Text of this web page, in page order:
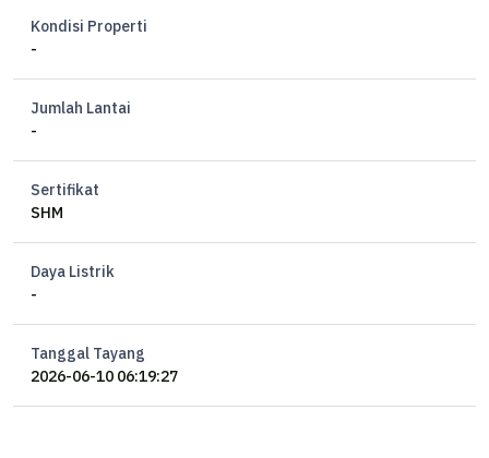
Kondisi Properti
-
Jumlah Lantai
-
Sertifikat
SHM
Daya Listrik
-
Tanggal Tayang
2026-06-10 06:19:27